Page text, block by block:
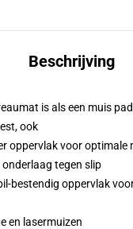
Beschrijving
is als een muis
ook
oppervlak voor optimale
tegen slip
bestendig oppervlak
en lasermuizen